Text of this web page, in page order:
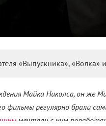
«Выпускника», «Волка»
Майка Николса, он же
фильмы регулярно брали
мечтали с ним